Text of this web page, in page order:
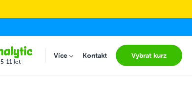
5-11 let
VíceSubmenu for "Více"
Kontakt Vybrat kurz